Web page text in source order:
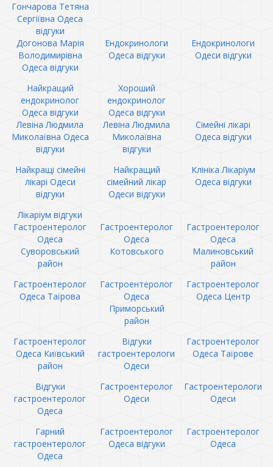
Гончарова Тетяна
Сергіївна Одеса
відгуки
Догонова Марія
Володимирівна
Одеса відгуки
Ендокринологи
Одеса відгуки
Ендокринологи
Одеси відгуки
Найкращий
ендокринолог
Одеса відгуки
Хороший
ендокринолог
Одеса відгуки
Левіна Людмила
Миколаївна Одеса
відгуки
Левіна Людмила
Миколаївна
відгуки
Сімейні лікарі
Одеса відгуки
Найкращі сімейні
лікарі Одеси
відгуки
Найкращий
сімейний лікар
Одеси відгуки
Клініка Лікаріум
Одеса відгуки
Лікаріум відгуки
Гастроентеролог
Одеса
Суворовський
район
Гастроентеролог
Одеса
Котовського
Гастроентеролог
Одеса
Малиновський
район
Гастроентеролог
Одеса Таїрова
Гастроентеролог
Одеса
Приморський
район
Гастроентеролог
Одеса Центр
Гастроентеролог
Одеса Київський
район
Відгуки
гастроентерологи
Одеси
Гастроентеролог
Одеса Таїрове
Відгуки
гастроентеролог
Одеса
Гастроентеролог
Одеси
Гастроентерологи
Одеси
Гарний
гастроентеролог
Одеса
Гастроентеролог
Одеса відгуки
Гастроентеролог
Одеса